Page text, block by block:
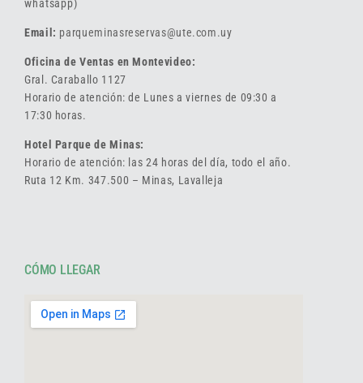
whatsapp)
Email: parqueminasreservas@ute.com.uy
Oficina de Ventas en Montevideo:
Gral. Caraballo 1127
Horario de atención: de Lunes a viernes de 09:30 a
17:30 horas.
Hotel Parque de Minas:
Horario de atención: las 24 horas del día, todo el año.
Ruta 12 Km. 347.500 – Minas, Lavalleja
CÓMO LLEGAR